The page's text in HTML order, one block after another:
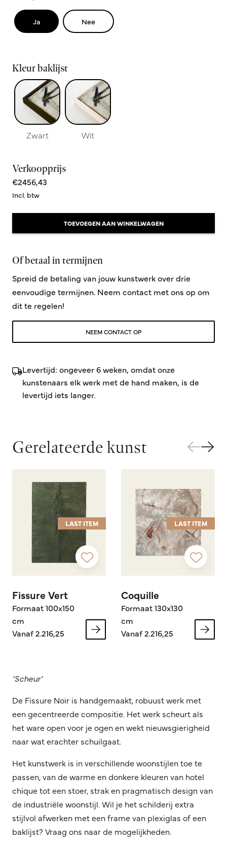
Ja Nee
Kleur baklijst
Zwart Wit
Verkoopprijs
€2456,43
Incl. btw
TOEVOEGEN AAN WINKELWAGEN
Of betaal in termijnen
Spreid de betaling van jouw kunstwerk over drie
eenvoudige termijnen. Neem contact met ons op om
dit te regelen!
NEEM CONTACT OP
Levertijd: ongeveer 6 weken, omdat onze
kunstenaars elk werk met de hand maken, is de
levertijd iets langer.
Gerelateerde kunst
LAST ITEM
Fissure Vert
Formaat 100x150
cm
Vanaf 2.216,25
LAST ITEM
Coquille
Formaat 130x130
cm
Vanaf 2.216,25
‘Scheur’
De Fissure Noir is handgemaakt, robuust werk met
een gecentreerde compositie. Het werk scheurt als
het ware open voor je ogen en wekt nieuwsgierigheid
naar wat erachter schuilgaat.
Het kunstwerk is in verschillende woonstijlen toe te
passen, van de warme en donkere kleuren van hotel
chique tot een stoer, strak en pragmatisch design van
de industriële woonstijl. Wil je het schilderij extra
stijlvol afwerken met een frame van plexiglas of een
baklijst? Vraag ons naar de mogelijkheden.